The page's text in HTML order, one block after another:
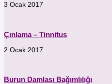
3 Ocak 2017
Çınlama – Tinnitus
2 Ocak 2017
Burun Damlası Bağımlılığı